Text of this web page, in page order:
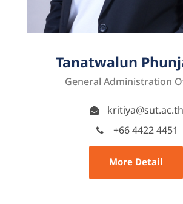
Tanatwalun
General Administration
kritiya@sut.ac.th
+66 4422 4451
More Detail